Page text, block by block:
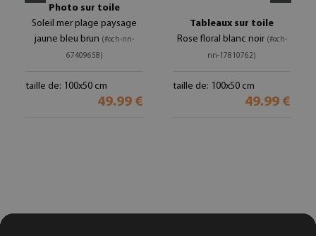
Photo sur toile
Soleil mer plage paysage
jaune bleu brun (#och-nn-
67409658)
taille de: 100x50 cm
49.99 €
Tableaux sur toile
Rose floral blanc noir (#och-
nn-17810762)
taille de: 100x50 cm
49.99 €